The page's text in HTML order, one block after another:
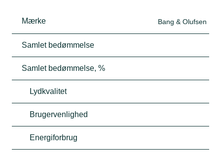
Mærke Bang & Olufsen
Samlet bedømmelse
Samlet bedømmelse, %
Lydkvalitet
Brugervenlighed
Energiforbrug